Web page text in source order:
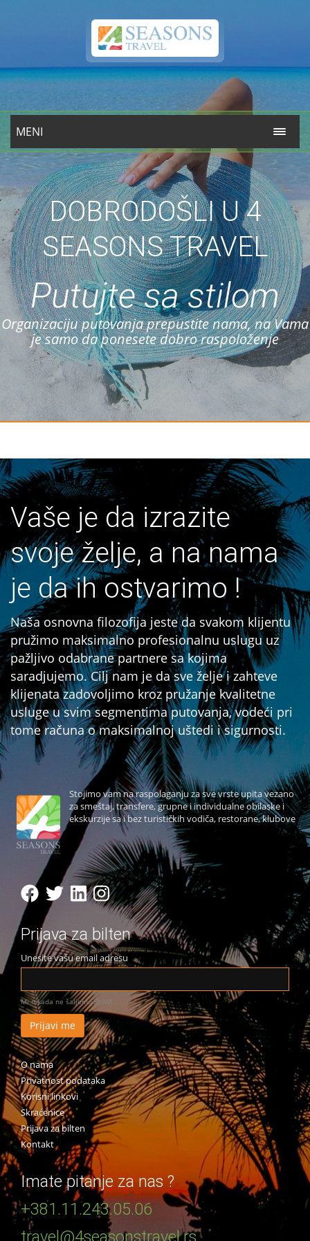
MENI
DOBRODOŠLI U 4
SEASONS TRAVEL
Putujte sa stilom
Organizaciju putovanja prepustite nama, na Vama
je samo da ponesete dobro raspoloženje
Vaše je da izrazite
svoje želje, a na nama
je da ih ostvarimo !
Naša osnovna filozofija jeste da svakom klijentu
pružimo maksimalno profesionalnu uslugu uz
pažljivo odabrane partnere sa kojima
saradjujemo. Cilj nam je da sve želje i zahteve
klijenata zadovoljimo kroz pružanje kvalitetne
usluge u svim segmentima putovanja, vodeći pri
tome računa o maksimalnoj uštedi i sigurnosti.
Stojimo vam na raspolaganju za sve vrste upita vezano
za smeštaj, transfere, grupne i individualne obilaske i
ekskurzije sa i bez turističkih vodiča, restorane, klubove
Prijava za bilten
Unesite vašu email adresu
Mi nikada ne šaljemo SPAM
O nama
Privatnost podataka
Korisni linkovi
Skraćenice
Prijava za bilten
Kontakt
Imate pitanje za nas ?
+381.11.243.05.06
travel@4seasonstravel.rs